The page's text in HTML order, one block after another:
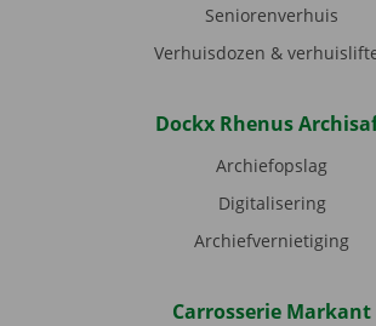
Seniorenverhuis
Verhuisdozen &
Dockx Rhenus
Archiefopslag
Digitalisering
Archiefvernietiging
Carrosserie Markant